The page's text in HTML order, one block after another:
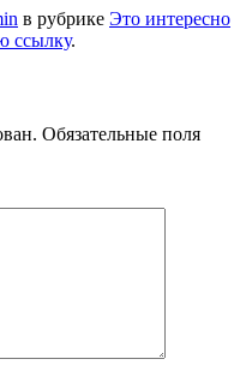
в рубрике Это интересно
ссылку.
Обязательные поля